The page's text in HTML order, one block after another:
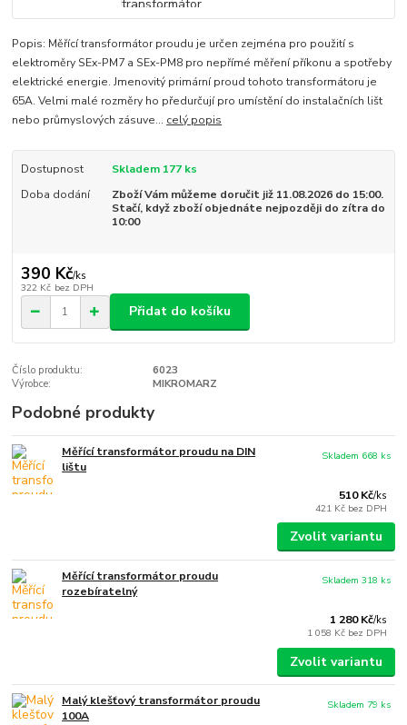
Popis: Měřící transformátor proudu je určen zejména pro použití s
elektroměry SEx-PM7 a SEx-PM8 pro nepřímé měření příkonu a spotřeby
elektrické energie. Jmenovitý primární proud tohoto transformátoru je
65A. Velmi malé rozměry ho předurčují pro umístění do instalačních lišt
nebo průmyslových zásuve... celý popis
Dostupnost
Skladem 177 ks
Doba dodání
Zboží Vám můžeme doručit již 11.08.2026 do 15:00.
Stačí, když zboží objednáte nejpozději do zítra do
10:00
390 Kč/ks
322 Kč bez DPH
Přidat do košíku
Číslo produktu:
6023
Výrobce:
MIKROMARZ
Podobné produkty
Měřící transformátor proudu na DIN
lištu
510 Kč/ks
421 Kč bez DPH
Skladem 668 ks
Zvolit variantu
Měřící transformátor proudu
rozebíratelný
1 280 Kč/ks
1 058 Kč bez DPH
Skladem 318 ks
Zvolit variantu
Malý klešťový transformátor proudu
100A
Skladem 79 ks